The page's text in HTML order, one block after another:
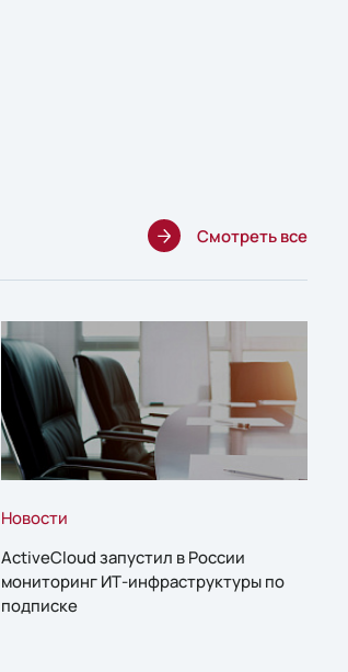
Смотреть все
Новости
ActiveCloud запустил в России
мониторинг ИТ-инфраструктуры по
подписке